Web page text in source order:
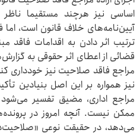
اساسی نیز هرچند مستقیما
آیین‌نامه‌های خلاف قانون است، اما
ترتیب اثر دادن به اقدامات فاقد
قضائی از اعطای اثر حقوقی به
مراجع فاقد صلاحیت نیز خودداری
نیز همواره بر این اصل بنیادین
مراجع اداری، مضیق تفسیر
ممکن نیست. آنچه امروز در
می‌دهد، در حقیقت نوعی